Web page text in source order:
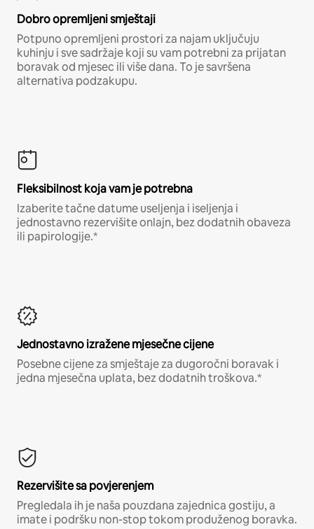
Dobro opremljeni smještaji
Potpuno opremljeni prostori za najam uključuju
kuhinju i sve sadržaje koji su vam potrebni za prijatan
boravak od mjesec ili više dana. To je savršena
alternativa podzakupu.
Fleksibilnost koja vam je potrebna
Izaberite tačne datume useljenja i iseljenja i
jednostavno rezervišite onlajn, bez dodatnih obaveza
ili papirologije.*
Jednostavno izražene mjesečne cijene
Posebne cijene za smještaje za dugoročni boravak i
jedna mjesečna uplata, bez dodatnih troškova.*
Rezervišite sa povjerenjem
Pregledala ih je naša pouzdana zajednica gostiju, a
imate i podršku non-stop tokom produženog boravka.